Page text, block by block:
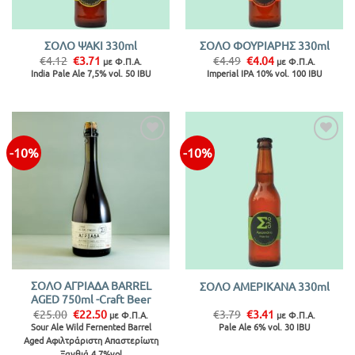
ΣΟΛΟ ΨΑΚΙ 330ml
€4.12 Original
price
was:
€3.71 Η
τρέχουσα
τιμή
με Φ.Π.Α.
India Pale Ale 7,5% vol. 50 IBU
ΣΟΛΟ ΦΟΥΡΙΑΡΗΣ 330ml
€4.49 Original
price
was:
€4.04Η
τρέχουσα
τιμή
με Φ.Π.Α.
Imperial IPA 10% vol. 100 IBU
-10%
ΣΟΛΟ ΑΓΡΙΑΔΑ BARREL
AGED 750ml -Craft Beer
€25.00 Original
price
was:
€25.00.
€22.50Η
τρέχουσα
τιμή
είναι:
με Φ.Π.Α.
Sour Ale Wild Fernented Barrel
Aged Αφιλτράριστη Απαστερίωτη
-10%
ΣΟΛΟ ΑΜΕΡΙΚΑΝΑ 330ml
€3.79 Original
price
was:
€3.41 Η
τρέχουσα
τιμή
με Φ.Π.Α.
Pale Ale 6% vol. 30 IBU